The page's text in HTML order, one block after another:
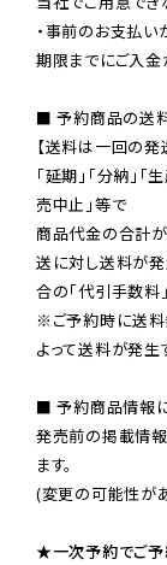
・事前のお支払い
期限までにご入金
■ 予約商品の送
【送料は一回の発
「延期」「分納」
売中止」等で
商品代金の合計
送に対し送料が発
※ご予約時に送料
よって送料が発生
■ 予約商品情報
発売前の掲載情
ます。
(変更の可能性が
★一次予約でご予